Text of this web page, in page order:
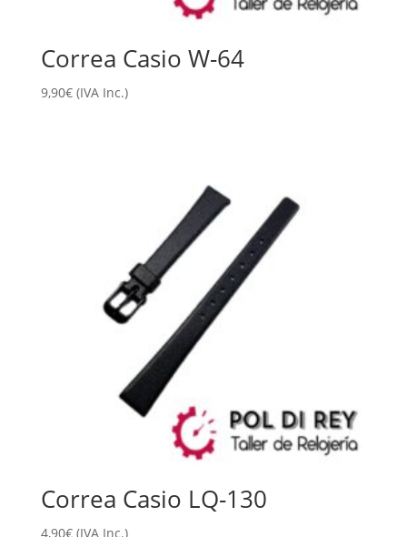
Correa Casio W-64
9,90€ (IVA Inc.)
Correa Casio LQ-130
4,90€ (IVA Inc.)